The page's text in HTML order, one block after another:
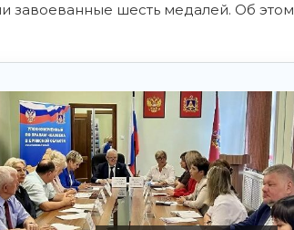
завоеванные шесть медалей. Об этом